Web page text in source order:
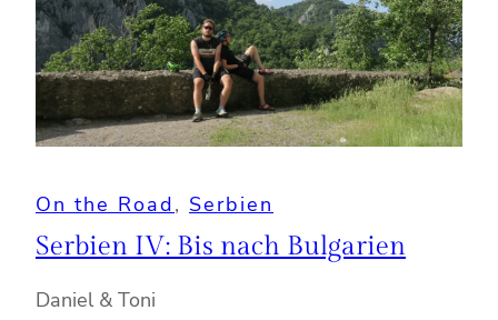
On the Road, Serbien
Serbien IV: Bis nach Bulgarien
Daniel & Toni